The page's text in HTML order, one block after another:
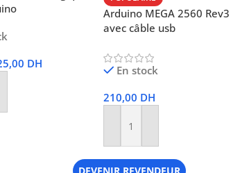
DH
Panier
Arduino MEGA 2560 Rev3
avec câble usb
En stock
210,00 DH
Ajouter Au Panier